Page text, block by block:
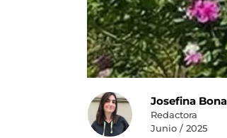
Josefina
Redactora
Junio / 2025